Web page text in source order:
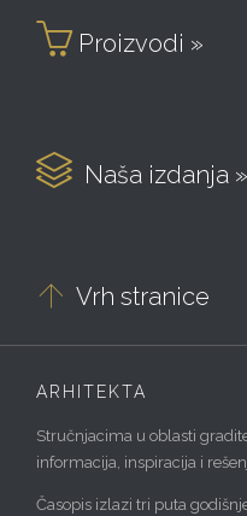
 Proizvodi »
 Naša izdanja »
 Vrh stranice
ARHITEKTA
Stručnjacima u oblasti
informacija, inspiracija i
Časopis izlazi tri puta